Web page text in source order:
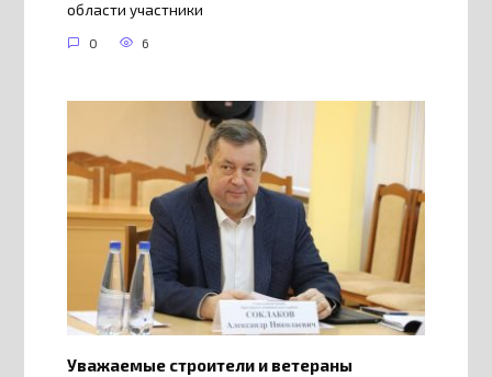
области участники
0 6
Уважаемые строители и ветераны